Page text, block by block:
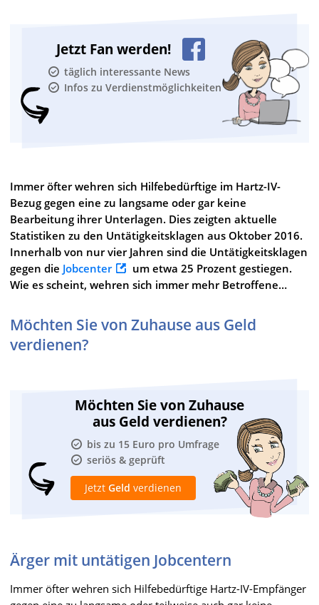
Jetzt Fan werden!
täglich interessante News
Infos zu Verdienstmöglichkeiten
Immer öfter wehren sich Hilfebedürftige im Hartz-IV-
Bezug gegen eine zu langsame oder gar keine
Bearbeitung ihrer Unterlagen. Dies zeigten aktuelle
Statistiken zu den Untätigkeitsklagen aus Oktober 2016.
Innerhalb von nur vier Jahren sind die Untätigkeitsklagen
gegen die Jobcenter
um etwa 25 Prozent gestiegen.
Wie es scheint, wehren sich immer mehr Betroffene…
Möchten Sie von Zuhause aus Geld
verdienen?
Möchten Sie von Zuhause
aus Geld verdienen?
bis zu 15 Euro pro Umfrage
seriös & geprüft
Jetzt Geld verdienen
Ärger mit untätigen Jobcentern
Immer öfter wehren sich Hilfebedürftige Hartz-IV-Empfänger